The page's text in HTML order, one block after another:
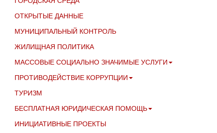
ОТКРЫТЫЕ ДАННЫЕ
МУНИЦИПАЛЬНЫЙ КОНТРОЛЬ
ЖИЛИЩНАЯ ПОЛИТИКА
МАССОВЫЕ СОЦИАЛЬНО ЗНАЧИМЫЕ УСЛУГИ
ПРОТИВОДЕЙСТВИЕ КОРРУПЦИИ
ТУРИЗМ
БЕСПЛАТНАЯ ЮРИДИЧЕСКАЯ ПОМОЩЬ
ИНИЦИАТИВНЫЕ ПРОЕКТЫ